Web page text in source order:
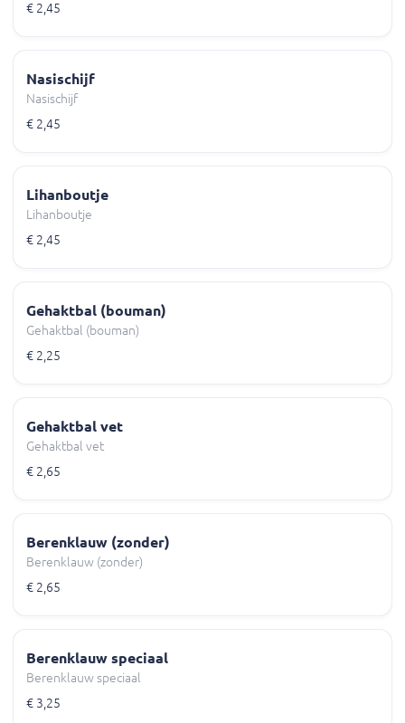
€ 2,45
Nasischijf
Nasischijf
€ 2,45
Lihanboutje
Lihanboutje
€ 2,45
Gehaktbal (bouman)
Gehaktbal (bouman)
€ 2,25
Gehaktbal vet
Gehaktbal vet
€ 2,65
Berenklauw (zonder)
Berenklauw (zonder)
€ 2,65
Berenklauw speciaal
Berenklauw speciaal
€ 3,25